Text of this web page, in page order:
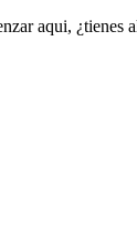
aqui, ¿tienes